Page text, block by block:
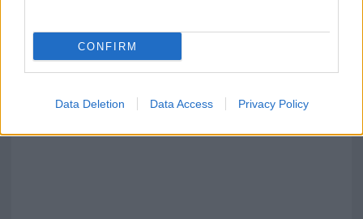
CONFIRM
Data Deletion Data Access Privacy Policy
Raid nelle campagne di Berchidda, rischio per
la rete elettrica